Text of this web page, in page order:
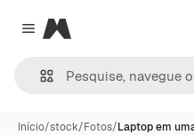
Close menu
Magnific
Início/stock/Fotos/Laptop em